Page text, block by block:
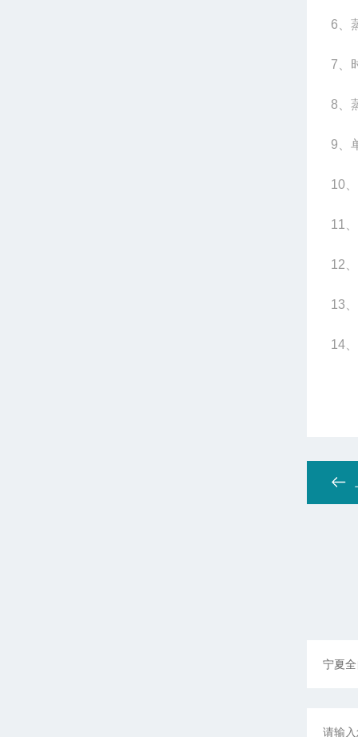
6
7
8
9
10
11
12
13
14